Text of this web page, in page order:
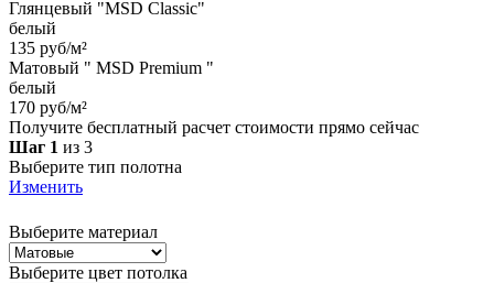
Глянцевый "MSD Classic"
белый
135 руб/м²
Матовый " MSD Premium "
белый
170 руб/м²
Получите бесплатный расчет стоимости прямо сейчас
Шаг 1 из 3
Выберите тип полотна
Изменить
Выберите материал
Выберите цвет потолка